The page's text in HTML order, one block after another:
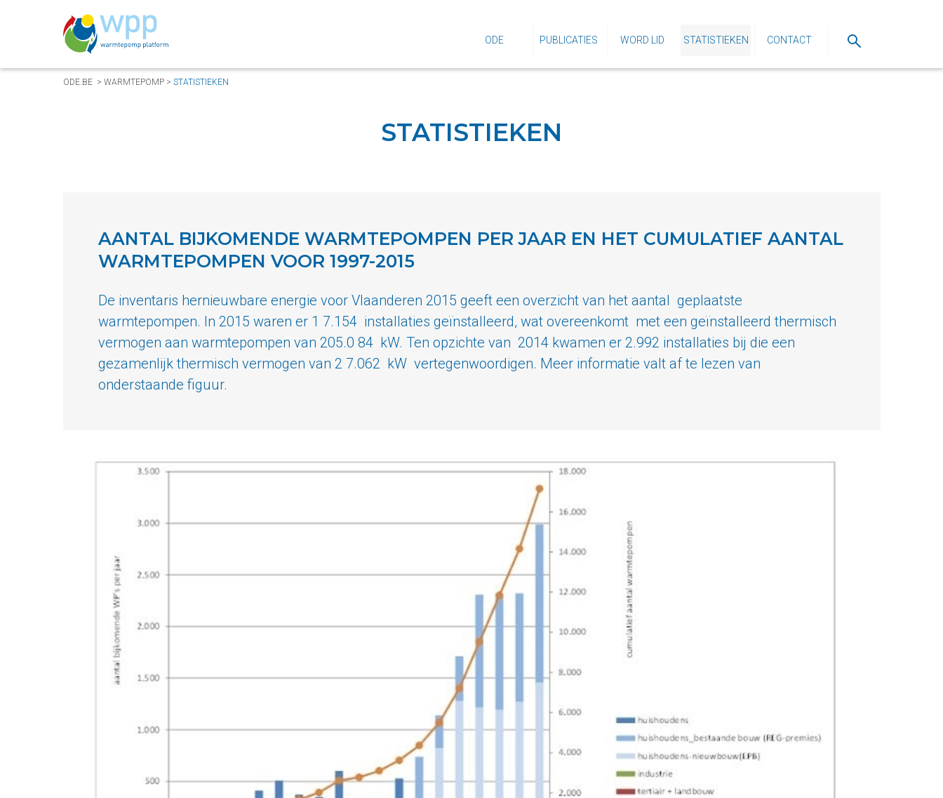
ODE PUBLICATIES WORD LID STATISTIEKEN CONTACT
ODE.BE> WARMTEPOMP> STATISTIEKEN
STATISTIEKEN
AANTAL BIJKOMENDE WARMTEPOMPEN PER JAAR EN HET CUMULATIEF AANTAL
WARMTEPOMPEN VOOR 1997-2015
De inventaris hernieuwbare energie voor Vlaanderen 2015 geeft een overzicht van het aantal geplaatste
warmtepompen. In 2015 waren er 1 7.154 installaties geïnstalleerd, wat overeenkomt met een geïnstalleerd thermisch
vermogen aan warmtepompen van 205.0 84 kW. Ten opzichte van 2014 kwamen er 2.992 installaties bij die een
gezamenlijk thermisch vermogen van 2 7.062 kW vertegenwoordigen. Meer informatie valt af te lezen van
onderstaande figuur.